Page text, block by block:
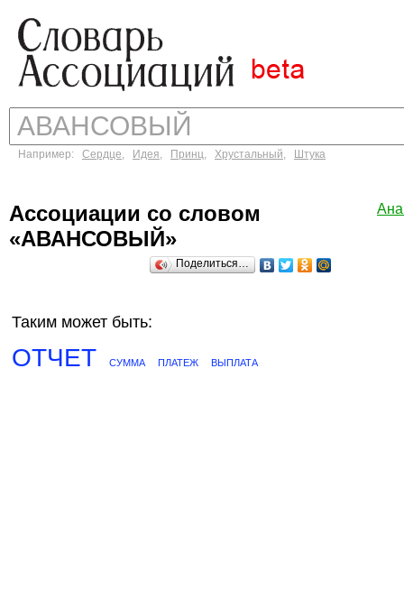
Например: Сердце, Идея, Принц, Хрустальный, Штука
Ассоциации со словом
«АВАНСОВЫЙ»
Поделиться…
Таким может быть:
ОТЧЕТ СУММА ПЛАТЕЖ ВЫПЛАТА